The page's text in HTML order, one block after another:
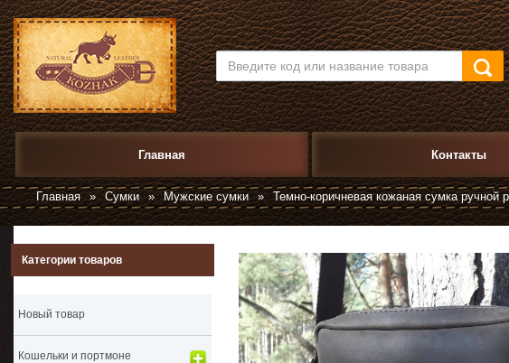
Главная Контакты
Главная » Сумки » Мужские сумки » Темно-коричневая кожаная сумка ручной
Категории товаров
Новый товар
Кошельки и портмоне